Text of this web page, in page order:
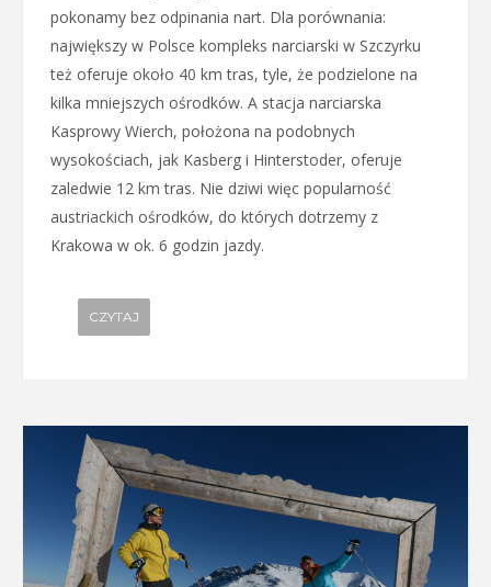
pokonamy bez odpinania nart. Dla porównania:
największy w Polsce kompleks narciarski w Szczyrku
też oferuje około 40 km tras, tyle, że podzielone na
kilka mniejszych ośrodków. A stacja narciarska
Kasprowy Wierch, położona na podobnych
wysokościach, jak Kasberg i Hinterstoder, oferuje
zaledwie 12 km tras. Nie dziwi więc popularność
austriackich ośrodków, do których dotrzemy z
Krakowa w ok. 6 godzin jazdy.
CZYTAJ